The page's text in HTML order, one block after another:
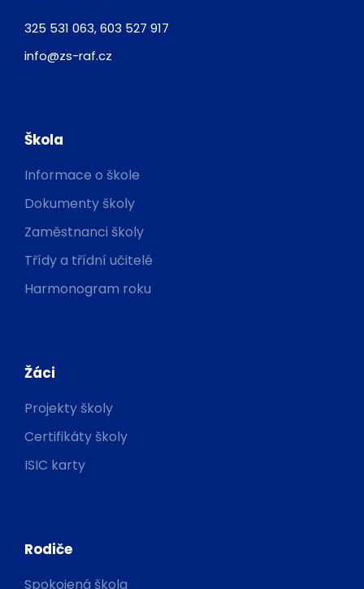
325 531 063, 603 527 917
info@zs-raf.cz
Škola
Informace o škole
Dokumenty školy
Zaměstnanci školy
Třídy a třídní učitelé
Harmonogram roku
Žáci
Projekty školy
Certifikáty školy
ISIC karty
Rodiče
Spokojená škola